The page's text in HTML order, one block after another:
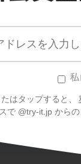
はタップすると、
で @try-it.jp から
の数字、つまり
る」